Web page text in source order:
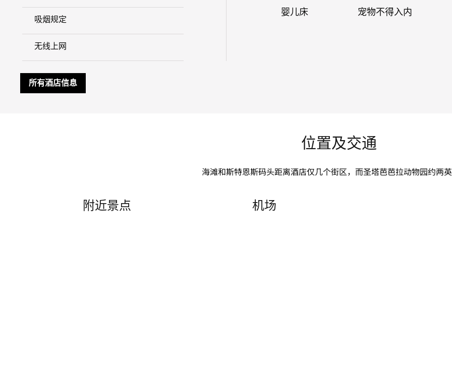
吸烟规定
无线上网
婴儿床 宠物不得入内
所有酒店信息
位置及交通
海滩和斯特恩斯码头距离酒店仅几个街区，而圣塔芭芭拉动物园约两
附近景点 机场